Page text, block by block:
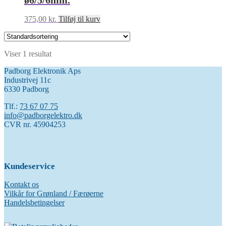
375,00 kr. Tilføj til kurv
Viser 1 resultat
Padborg Elektronik Aps
Industrivej 11c
6330 Padborg
Tlf.: 73 67 07 75
info@padborgelektro.dk
CVR nr. 45904253
Kundeservice
Kontakt os
Vilkår for Grønland / Færøerne
Handelsbetingelser